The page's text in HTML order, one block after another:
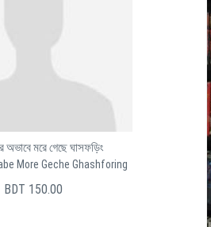
অভাবে মরে গেছে ঘাসফড়িং
More Geche Ghashforing
BDT 150.00